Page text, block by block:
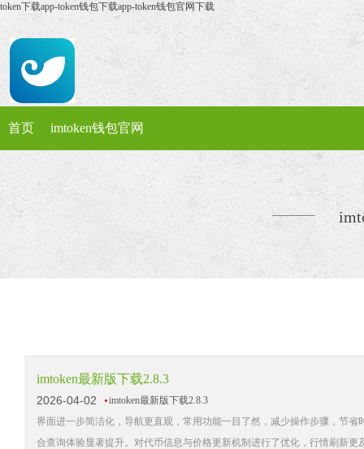
token下载app-token钱包下载app-token钱包官网下载
首页 imtoken钱包官网
imtoken最新版下载2.8.3
2026-04-02
imtoken最新版下载2.8.3
界面进一步简洁化，导航更直观，常用功能一目了然，减少操作步骤，节
合查询体验显著提升。对代币信息与价格更新机制进行了优化，行情刷新